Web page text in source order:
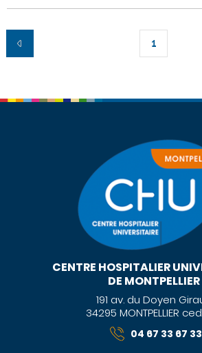
1
CENTRE HOSPITALIER
DE MONTPELLIER
191 av. du Doyen
34295 MONTPELLIER
04 67 33 67 33